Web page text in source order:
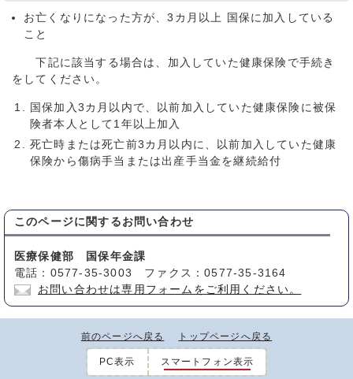
お亡くなりになった方が、3カ月以上 国保に加入している
こと
下記に該当する場合は、加入していた健康保険で手続き
をしてください。
国保加入3カ月以内で、以前加入していた健康保険に被保
険者本人として1年以上加入
死亡時または死亡前3カ月以内に、以前加入していた健康
保険から傷病手当または出産手当金を継続給付
このページに関する お問い合わせ
医療保健部 国保年金課
電話：0577-35-3003 ファクス：0577-35-3164
お問い合わせは専用フォームをご利用ください。
前のページへ戻る トップページへ戻る
PC表示 スマートフォン表示